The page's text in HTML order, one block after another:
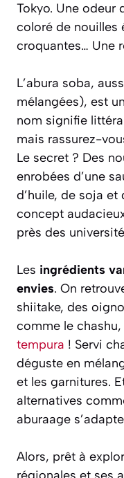
Tokyo. Une odeur
coloré de nouilles
croquantes… Une
L’abura soba,
mélangées), est
nom signifie
mais rassurez-
Le secret ? Des
enrobées d’une
d’huile, de soja et
concept
près des
Les ingrédients
envies. On
shiitake, des
comme le
tempura ! Servi
déguste en
et les garnitures.
alternatives
aburaage
Alors, prêt à